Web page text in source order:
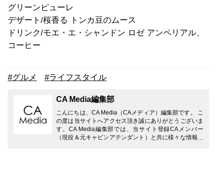
グリーンピューレ
デザート/桜香る トンカ豆のムース
ドリンク/モエ・エ・シャンドン ロゼ アンペリアル、
コーヒー
#グルメ #ライフスタイル
CA Media編集部
こんにちは、CA Media（CAメディア）編集部です。 こ
の度は当サイトへアクセス頂き誠にありがとうございま
す。CA Media編集部では、当サイト登録CAメンバー
（現役＆元キャビンアテンダント）と共に様々な情報を